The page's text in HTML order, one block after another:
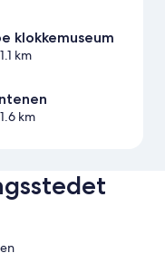
klokkemuseum
km
km